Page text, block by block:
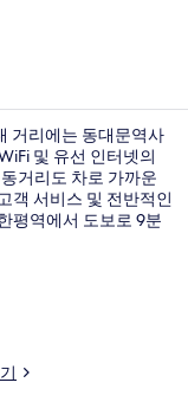
거리에는 동대문역사
및 유선 인터넷의
거리도 차로 가까운
객 서비스 및 전반적인
평역에서 도보로 9분